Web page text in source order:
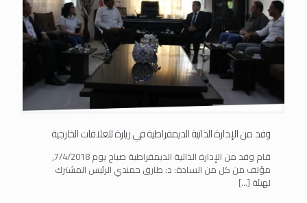
وفد من الإدارة الذاتية الديمقراطية في زيارة للعلاقات الخارجية
قام وفد من الإدارة الذاتية الديمقراطية صباح يوم 7/4/2018,
مؤلف من كل من السادة: د: طارق حمندي الرئيس المشترك
لهيئة […]